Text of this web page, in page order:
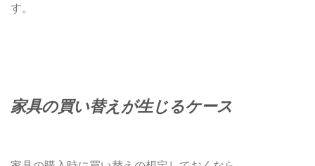
す。
家具の買い替えが生じるケース